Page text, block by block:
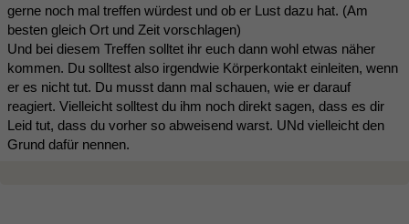
gerne noch mal treffen würdest und ob er Lust dazu hat. (Am
besten gleich Ort und Zeit vorschlagen)
Und bei diesem Treffen solltet ihr euch dann wohl etwas näher
kommen. Du solltest also irgendwie Körperkontakt einleiten, wenn
er es nicht tut. Du musst dann mal schauen, wie er darauf
reagiert. Vielleicht solltest du ihm noch direkt sagen, dass es dir
Leid tut, dass du vorher so abweisend warst. UNd vielleicht den
Grund dafür nennen.